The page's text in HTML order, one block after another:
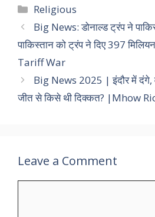
Categories
Religious
Big News: डोनाल्ड ट्रंप ने
पाकिस्तान को ट्रंप ने दिए 397
Tariff War
Big News 2025 | इंदौर में दंगे,
जीत से किसे थी दिक्कत? |Mhow
Leave a Comment